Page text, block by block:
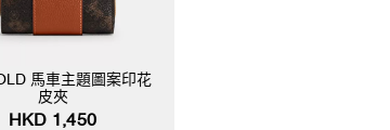
馬車主題圖案印花
皮夾
HKD 1,450